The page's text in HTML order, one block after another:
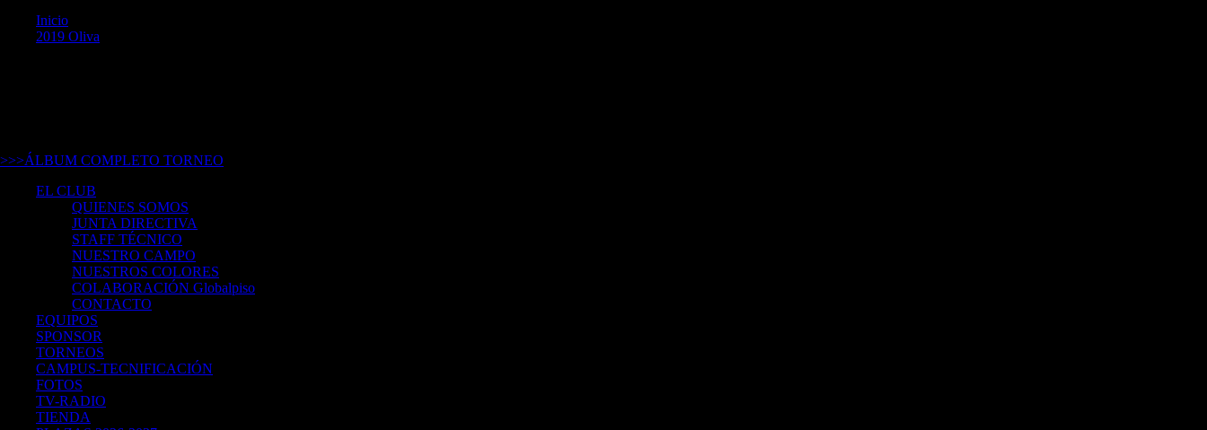
Inicio
2019 Oliva
>>>ÁLBUM COMPLETO TORNEO
EL CLUB
QUIENES SOMOS
JUNTA DIRECTIVA
STAFF TÉCNICO
NUESTRO CAMPO
NUESTROS COLORES
COLABORACIÓN Globalpiso
CONTACTO
EQUIPOS
SPONSOR
TORNEOS
CAMPUS-TECNIFICACIÓN
FOTOS
TV-RADIO
TIENDA